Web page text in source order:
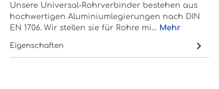
Unsere Universal-Rohrverbinder bestehen aus
hochwertigen Aluminiumlegierungen nach DIN
EN 1706. Wir stellen sie für Rohre mi… Mehr
Eigenschaften